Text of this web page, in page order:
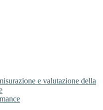
e valutazione della